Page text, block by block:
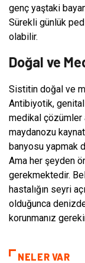
genç yaştaki
Sürekli günlük
olabilir.
Doğal ve
Sistitin doğal ve
Antibiyotik,
medikal çözümler
maydanozu
banyosu yapmak
Ama her şeyden
gerekmektedir.
hastalığın seyri
olduğunca
korunmanız
NELER VAR